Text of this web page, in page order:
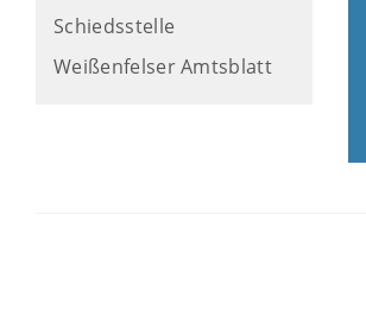
Schiedsstelle
Weißenfelser Amtsblatt